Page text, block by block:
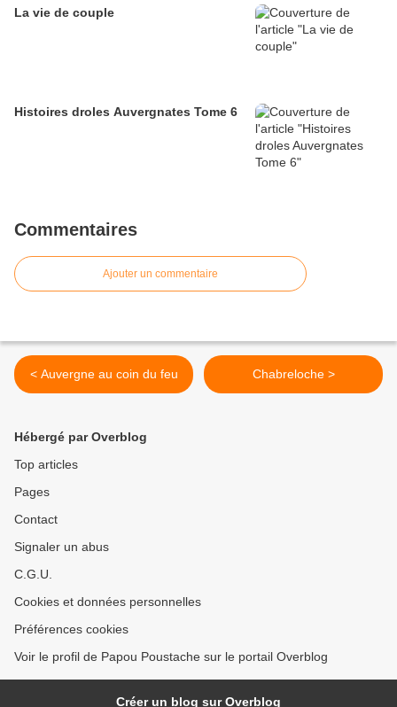
La vie de couple
Histoires droles Auvergnates Tome 6
Commentaires
Ajouter un commentaire
< Auvergne au coin du feu Chabreloche >
Hébergé par Overblog
Top articles
Pages
Contact
Signaler un abus
C.G.U.
Cookies et données personnelles
Préférences cookies
Voir le profil de Papou Poustache sur le portail Overblog
Créer un blog sur Overblog